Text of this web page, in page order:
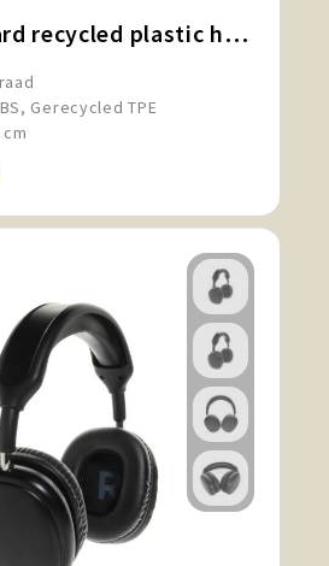
RCS standaard recycled plastic hoofdtelefoon
Gerecycled TPE
cm